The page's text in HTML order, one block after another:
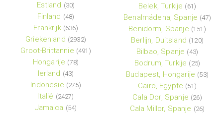
Estland (30)
Finland (48)
Frankrijk (636)
Griekenland (2932)
Groot-Brittannie (491)
Hongarije (78)
Ierland (43)
Indonesie (275)
Italië (2427)
Jamaica (54)
Belek, Turkije (61)
Benalmádena, Spanje (47)
Benidorm, Spanje (151)
Berlijn, Duitsland (120)
Bilbao, Spanje (43)
Bodrum, Turkije (25)
Budapest, Hongarije (53)
Cairo, Egypte (51)
Cala Dor, Spanje (26)
Cala Millor, Spanje (26)